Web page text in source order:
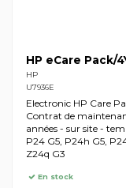
HP eCare Pack/
HP
U7936E
Electronic HP Care
Contrat de
années - sur site -
P24 G5, P24h G5,
Z24q G3
En stock